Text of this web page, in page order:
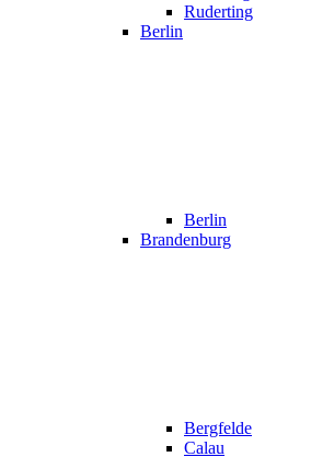
Ruderting
Berlin
Berlin
Brandenburg
Bergfelde
Calau